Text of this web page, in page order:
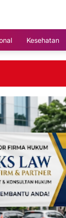
Kesehatan